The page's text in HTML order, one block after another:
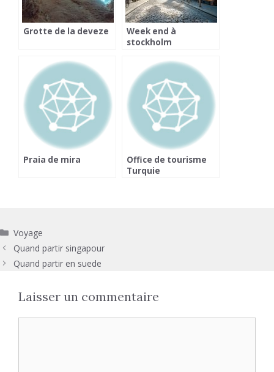
Grotte de la deveze
Week end à
stockholm
Praia de mira
Office de tourisme
Turquie
Catégories
Voyage
Quand partir singapour
Quand partir en suede
Laisser un commentaire